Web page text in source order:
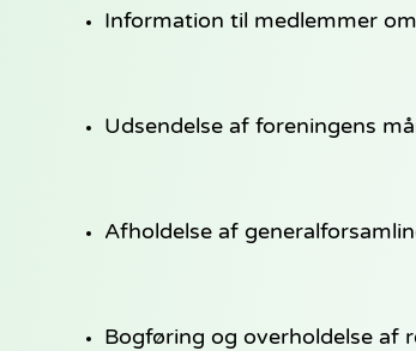
Information til medlemmer
Udsendelse af foreningens
Afholdelse af
Bogføring og overholdelse af